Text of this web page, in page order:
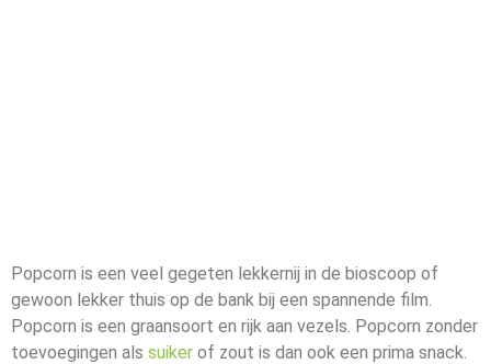
Popcorn is een veel gegeten lekkernij in de bioscoop of
gewoon lekker thuis op de bank bij een spannende film.
Popcorn is een graansoort en rijk aan vezels. Popcorn zonder
toevoegingen als suiker of zout is dan ook een prima snack.